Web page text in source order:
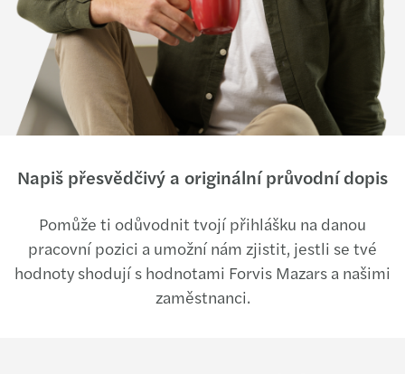
Napiš přesvědčivý a originální průvodní dopis
Pomůže ti odůvodnit tvojí přihlášku na danou
pracovní pozici a umožní nám zjistit, jestli se tvé
hodnoty shodují s hodnotami Forvis Mazars a našimi
zaměstnanci.